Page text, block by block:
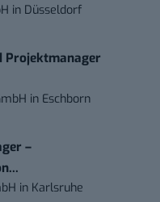
in Düsseldorf
Projektmanager
in Eschborn
–
in Karlsruhe